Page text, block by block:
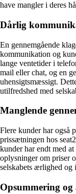
have mangler i deres
Dårlig
En gennemgående
kommunikation og
lange ventetider i
mail eller chat, og en
uhensigtsmæssigt.
utilfredshed med
Manglende
Flere kunder har også
prissætningen hos
kunder har endt med
oplysninger om priser
selskabets ærlighed og
Opsummering og